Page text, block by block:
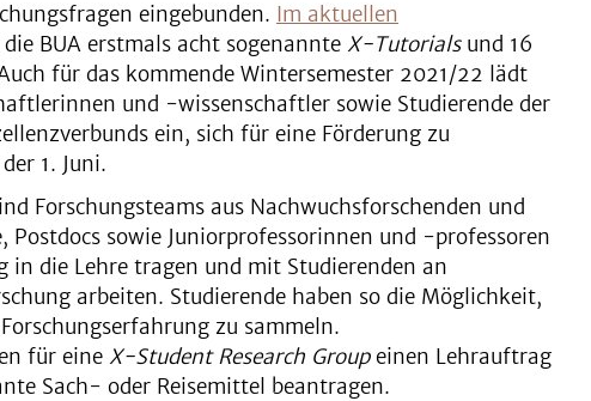
eingebunden. Im aktuellen
BUA erstmals acht sogenannte X-Tutorialsund 16
für das kommende Wintersemester 2021/22 lädt
und -wissenschaftler sowie Studierende der
ein, sich für eine Förderung zu
1. Juni.
Forschungsteams aus Nachwuchsforschenden und
Postdocs sowie Juniorprofessorinnen und -professoren
in die Lehre tragen und mit Studierenden an
arbeiten. Studierende haben so die Möglichkeit,
zu sammeln.
für eine X-Student Research Groupeinen Lehrauftrag
Sach- oder Reisemittel beantragen.